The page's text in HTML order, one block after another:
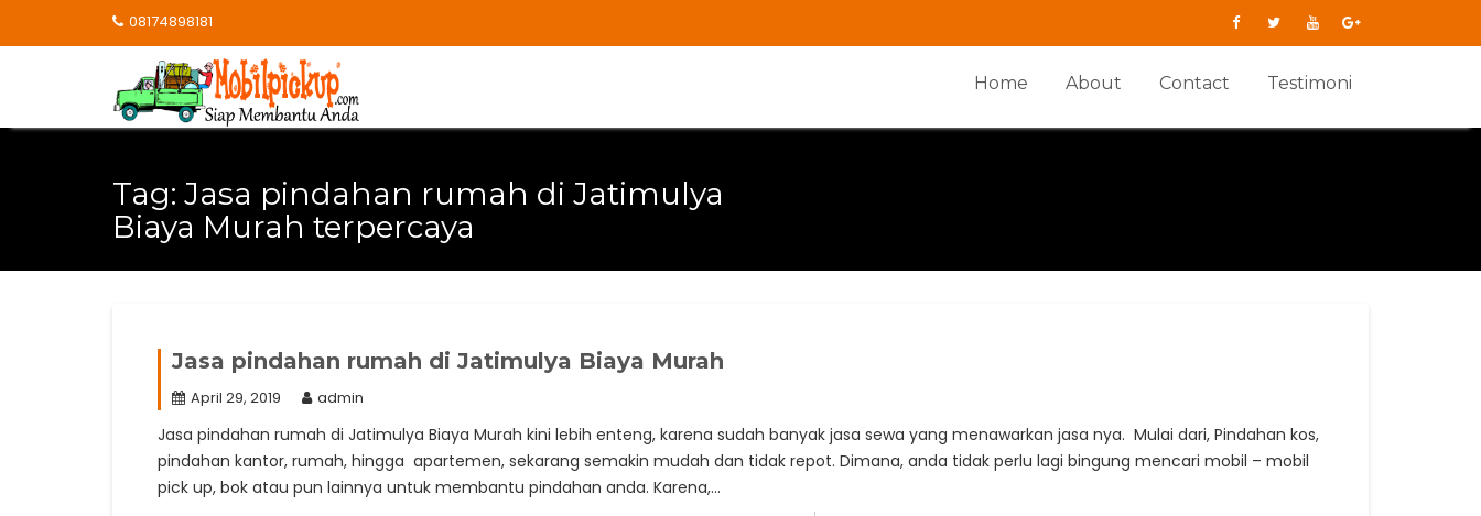
08174898181
Home About Contact Testimoni
Tag: Jasa pindahan rumah di Jatimulya
Biaya Murah terpercaya
Jasa pindahan rumah di Jatimulya Biaya Murah
April 29, 2019 admin
Jasa pindahan rumah di Jatimulya Biaya Murah kini lebih enteng, karena sudah banyak jasa sewa yang menawarkan jasa nya. Mulai dari, Pindahan kos,
pindahan kantor, rumah, hingga apartemen, sekarang semakin mudah dan tidak repot. Dimana, anda tidak perlu lagi bingung mencari mobil – mobil
pick up, bok atau pun lainnya untuk membantu pindahan anda. Karena,…